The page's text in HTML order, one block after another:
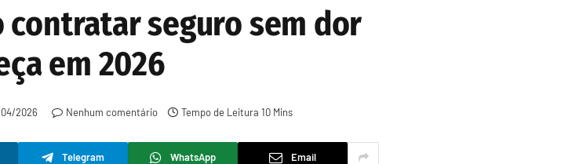
contratar seguro sem dor
em 2026
2026 Nenhum comentário Tempo de Leitura 10 Mins
Telegram WhatsApp Email